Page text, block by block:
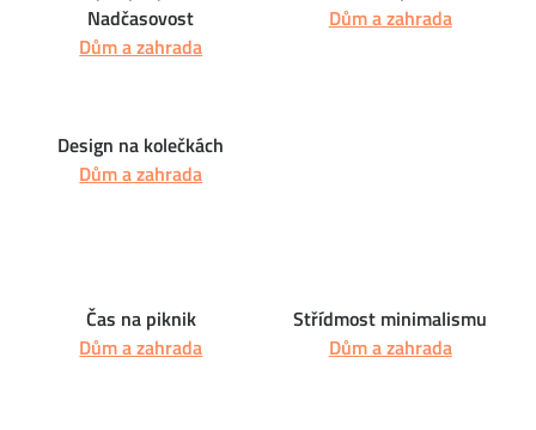
Nadčasovost
Dům a zahrada
Dům a zahrada
Design na kolečkách
Dům a zahrada
Čas na piknik
Dům a zahrada
Střídmost minimalismu
Dům a zahrada